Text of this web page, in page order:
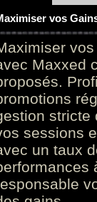
vos
Maxxed
stricte
sessions
un taux